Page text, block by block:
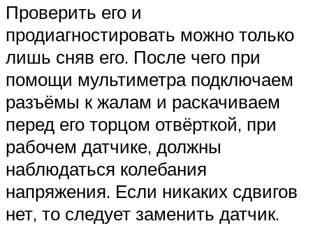
Проверить его и
продиагностировать можно только
лишь сняв его. После чего при
помощи мультиметра подключаем
разъёмы к жалам и раскачиваем
перед его торцом отвёрткой, при
рабочем датчике, должны
наблюдаться колебания
напряжения. Если никаких сдвигов
нет, то следует заменить датчик.